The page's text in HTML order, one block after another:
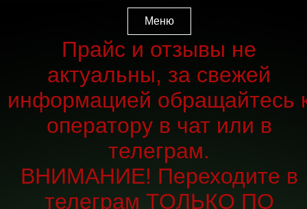
Меню
Прайс и отзывы не
актуальны, за свежей
информацией обращайтесь
оператору в чат или в
телеграм.
ВНИМАНИЕ! Переходите в
телеграм ТОЛЬКО ПО